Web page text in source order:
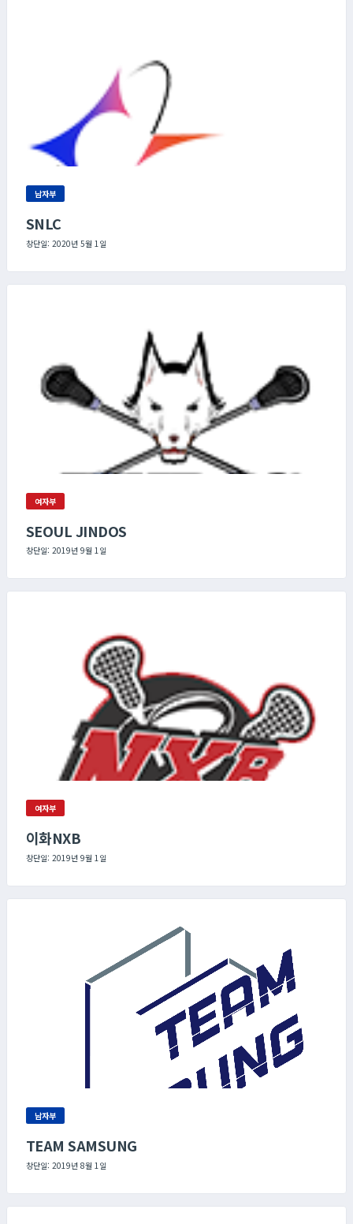
남자부
SNLC
창단일: 2020년 5월 1일
여자부
SEOUL JINDOS
창단일: 2019년 9월 1일
여자부
이화NXB
창단일: 2019년 9월 1일
남자부
TEAM SAMSUNG
창단일: 2019년 8월 1일